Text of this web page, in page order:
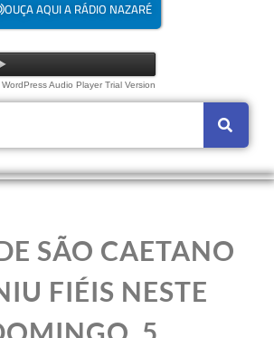
OUÇA AQUI A RÁDIO NAZARÉ
WordPress Audio Player Trial Version
SÃO CAETANO
FIÉIS NESTE